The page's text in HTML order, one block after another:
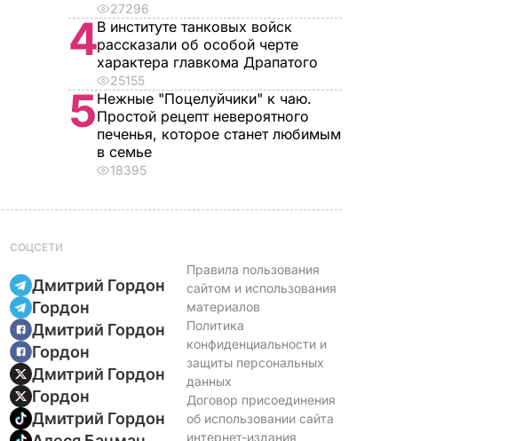
27296
4В институте танковых войск
рассказали об особой черте
характера главкома Драпатого
25155
5Нежные "Поцелуйчики" к чаю.
Простой рецепт невероятного
печенья, которое станет любимым
в семье
18395
СОЦСЕТИ
Дмитрий Гордон
Гордон
Дмитрий Гордон
Гордон
Дмитрий Гордон
Гордон
Дмитрий Гордон
Правила пользования
сайтом и использования
материалов
Политика
конфиденциальности и
защиты персональных
данных
Договор присоединения
об использовании сайта
интернет-издания